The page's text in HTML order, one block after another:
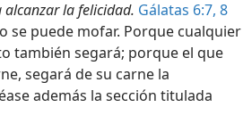
alcanzar la felicidad. Gálatas 6:7, 8
se puede mofar. Porque cualquier
también segará; porque el que
segará de su carne la
además la sección titulada